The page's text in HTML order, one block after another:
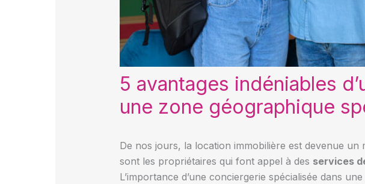
5 avantages indéniables
une zone géographique
De nos jours, la location immobilière est devenue
sont les propriétaires qui font appel à des services
L’importance d’une conciergerie spécialisée dans